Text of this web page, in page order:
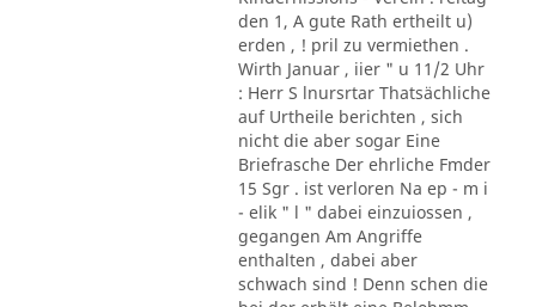
den 1, A gute Rath ertheilt u)
erden , ! pril zu vermiethen .
Wirth Januar , iier " u 11/2 Uhr
: Herr S lnursrtar Thatsächliche
auf Urtheile berichten , sich
nicht die aber sogar Eine
Briefrasche Der ehrliche Fmder
15 Sgr . ist verloren Na ep - m i
- elik " l " dabei einzuiossen ,
gegangen Am Angriffe
enthalten , dabei aber
schwach sind ! Denn schen die